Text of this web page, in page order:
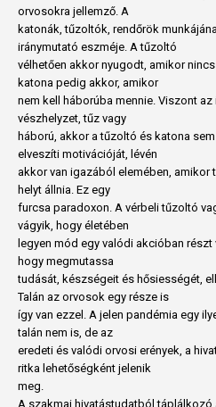
orvosokra jellemző. A
katonák, tűzoltók, rendőrök
iránymutató eszméje. A tűzoltó
vélhetően akkor nyugodt, amikor
katona pedig akkor, amikor
nem kell háborúba mennie. Viszont
vészhelyzet, tűz vagy
háború, akkor a tűzoltó és katona
elveszíti motivációját, lévén
akkor van igazából elemében, amikor
helyt állnia. Ez egy
furcsa paradoxon. A vérbeli tűzoltó
vágyik, hogy életében
legyen mód egy valódi akcióban részt
hogy megmutassa
tudását, készségeit és hősiességét,
Talán az orvosok egy része is
így van ezzel. A jelen pandémia egy
talán nem is, de az
eredeti és valódi orvosi erények, a
ritka lehetőségként jelenik
meg.
A szakmai hivatástudatból táplálkozó